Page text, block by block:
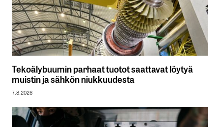
Tekoälybuumin parhaat tuotot saattavat löytyä
muistin ja sähkön niukkuudesta
7.8.2026